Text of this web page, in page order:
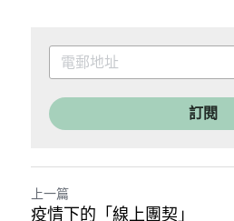
訂閱
上一篇
疫情下的「線上團契」